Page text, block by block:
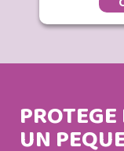
UN